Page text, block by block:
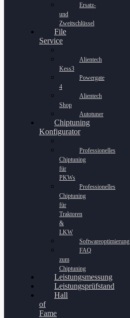
Ersatz-
und
Zweitschlüssel
File
Service
Alientech
Kess3
Powergate
4
Alientech
Shop
Autotuner
Chiptuning
Konfigurator
Professionelles
Chiptuning
für
PKWs
Professionelles
Chiptuning
für
Traktoren
&
LKW
Softwareoptimierung
FAQ
zum
Chiptuning
Leistungsmessung
Leistungsprüfstand
Hall
of
Fame